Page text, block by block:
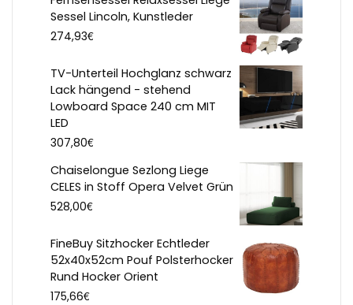
Sessel Lincoln, Kunstleder
274,93€
TV-Unterteil Hochglanz schwarz
Lack hängend - stehend
Lowboard Space 240 cm MIT
LED
307,80€
Chaiselongue Sezlong Liege
CELES in Stoff Opera Velvet Grün
528,00€
FineBuy Sitzhocker Echtleder
52x40x52cm Pouf Polsterhocker
Rund Hocker Orient
175,66€